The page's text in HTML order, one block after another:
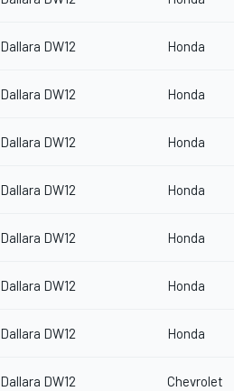
Dallara DW12 Honda
Dallara DW12 Honda
Dallara DW12 Honda
Dallara DW12 Honda
Dallara DW12 Honda
Dallara DW12 Honda
Dallara DW12 Honda
Dallara DW12 Chevrolet